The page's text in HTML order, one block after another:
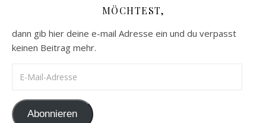
MÖCHTEST,
dann gib hier deine e-mail Adresse ein und du verpasst
keinen Beitrag mehr.
Abonnieren